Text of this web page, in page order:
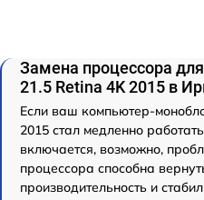
Замена процессора
21.5 Retina 4K 2015 в
Если ваш компьютер-
2015 стал медленно
включается, возможно,
процессора способна
производительность и